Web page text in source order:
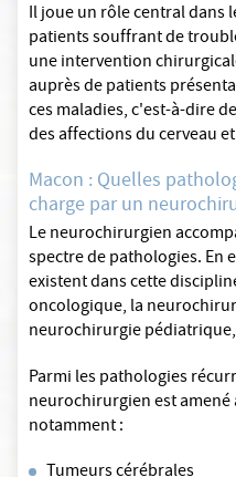
Il joue un rôle central dans
patients souffrant de
une intervention
auprès de patients
ces maladies, c'est-à-dire
des affections du cerveau
Macon : Quelles
charge par un
Le neurochirurgien
spectre de pathologies. En
existent dans cette
oncologique, la
neurochirurgie pédiatrique,
Parmi les pathologies
neurochirurgien est
notamment :